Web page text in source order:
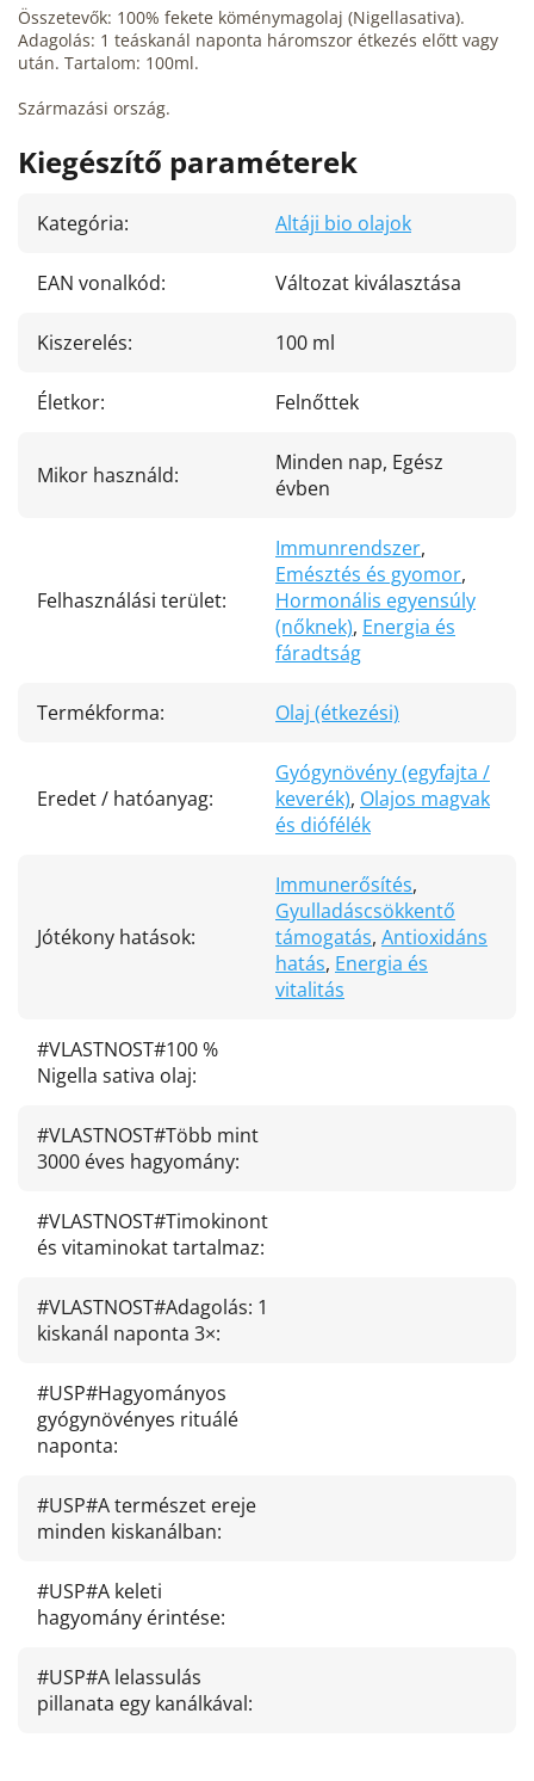
Összetevők: 100% fekete köménymagolaj (Nigellasativa).
Adagolás: 1 teáskanál naponta háromszor étkezés előtt vagy
után. Tartalom: 100ml.
Származási ország.
Kiegészítő paraméterek
Kategória: Altáji bio olajok
EAN vonalkód: Változat kiválasztása
Kiszerelés: 100 ml
Életkor: Felnőttek
Mikor használd:
Minden nap, Egész
évben
Felhasználási terület:
Immunrendszer,
Emésztés és gyomor,
Hormonális egyensúly
(nőknek), Energia és
fáradtság
Termékforma: Olaj (étkezési)
Eredet / hatóanyag:
Gyógynövény (egyfajta /
keverék), Olajos magvak
és diófélék
Jótékony hatások:
Immunerősítés,
Gyulladáscsökkentő
támogatás, Antioxidáns
hatás, Energia és
vitalitás
#VLASTNOST#100 %
Nigella sativa olaj:
#VLASTNOST#Több mint
3000 éves hagyomány:
#VLASTNOST#Timokinont
és vitaminokat tartalmaz:
#VLASTNOST#Adagolás: 1
kiskanál naponta 3×:
#USP#Hagyományos
gyógynövényes rituálé
naponta:
#USP#A természet ereje
minden kiskanálban:
#USP#A keleti
hagyomány érintése:
#USP#A lelassulás
pillanata egy kanálkával: